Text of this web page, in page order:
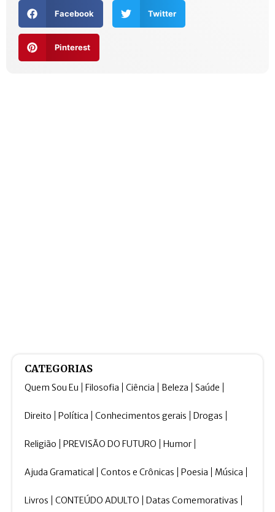
Facebook Twitter
Pinterest
CATEGORIAS
Quem Sou Eu Filosofia Ciência Beleza Saúde
Direito Política Conhecimentos gerais Drogas
Religião PREVISÃO DO FUTURO Humor
Ajuda Gramatical Contos e Crônicas Poesia Música
Livros CONTEÚDO ADULTO Datas Comemorativas